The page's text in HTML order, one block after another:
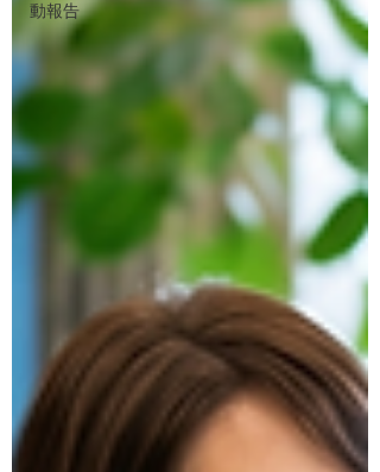
動報告